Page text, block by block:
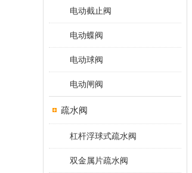
电动截止阀
电动蝶阀
电动球阀
电动闸阀
疏水阀
杠杆浮球式疏水阀
双金属片疏水阀